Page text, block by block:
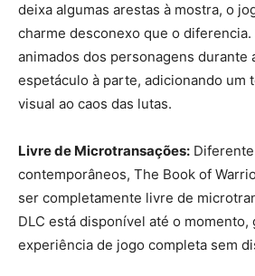
deixa algumas arestas à mostra, o
charme desconexo que o diferencia.
animados dos personagens durante
espetáculo à parte, adicionando um
visual ao caos das lutas.
Livre de Microtransações:
contemporâneos, The Book of
ser completamente livre de
DLC está disponível até o momento,
experiência de jogo completa sem